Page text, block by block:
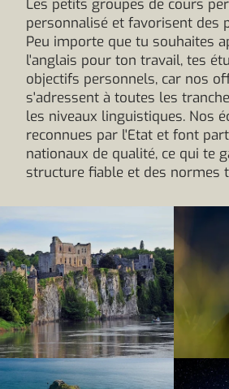
Les petits groupes de cours
personnalisé et favorisent des
Peu importe que tu souhaites
l'anglais pour ton travail, tes
objectifs personnels, car nos
s'adressent à toutes les
les niveaux linguistiques. Nos
reconnues par l'Etat et font
nationaux de qualité, ce qui te
structure fiable et des normes